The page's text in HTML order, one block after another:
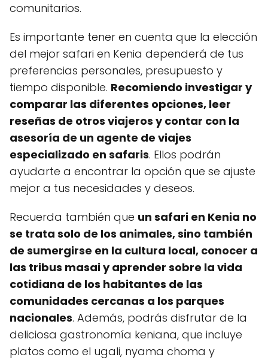
comunitarios.
Es importante tener en cuenta que la elección
del mejor safari en Kenia dependerá de tus
preferencias personales, presupuesto y
tiempo disponible. Recomiendo investigar y
comparar las diferentes opciones, leer
reseñas de otros viajeros y contar con la
asesoría de un agente de viajes
especializado en safaris. Ellos podrán
ayudarte a encontrar la opción que se ajuste
mejor a tus necesidades y deseos.
Recuerda también que un safari en Kenia no
se trata solo de los animales, sino también
de sumergirse en la cultura local, conocer a
las tribus masai y aprender sobre la vida
cotidiana de los habitantes de las
comunidades cercanas a los parques
nacionales. Además, podrás disfrutar de la
deliciosa gastronomía keniana, que incluye
platos como el ugali, nyama choma y